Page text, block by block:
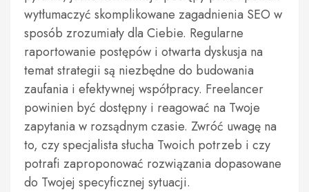
wytłumaczyć skomplikowane zagadnienia SEO w
sposób zrozumiały dla Ciebie. Regularne
raportowanie postępów i otwarta dyskusja na
temat strategii są niezbędne do budowania
zaufania i efektywnej współpracy. Freelancer
powinien być dostępny i reagować na Twoje
zapytania w rozsądnym czasie. Zwróć uwagę na
to, czy specjalista słucha Twoich potrzeb i czy
potrafi zaproponować rozwiązania dopasowane
do Twojej specyficznej sytuacji.